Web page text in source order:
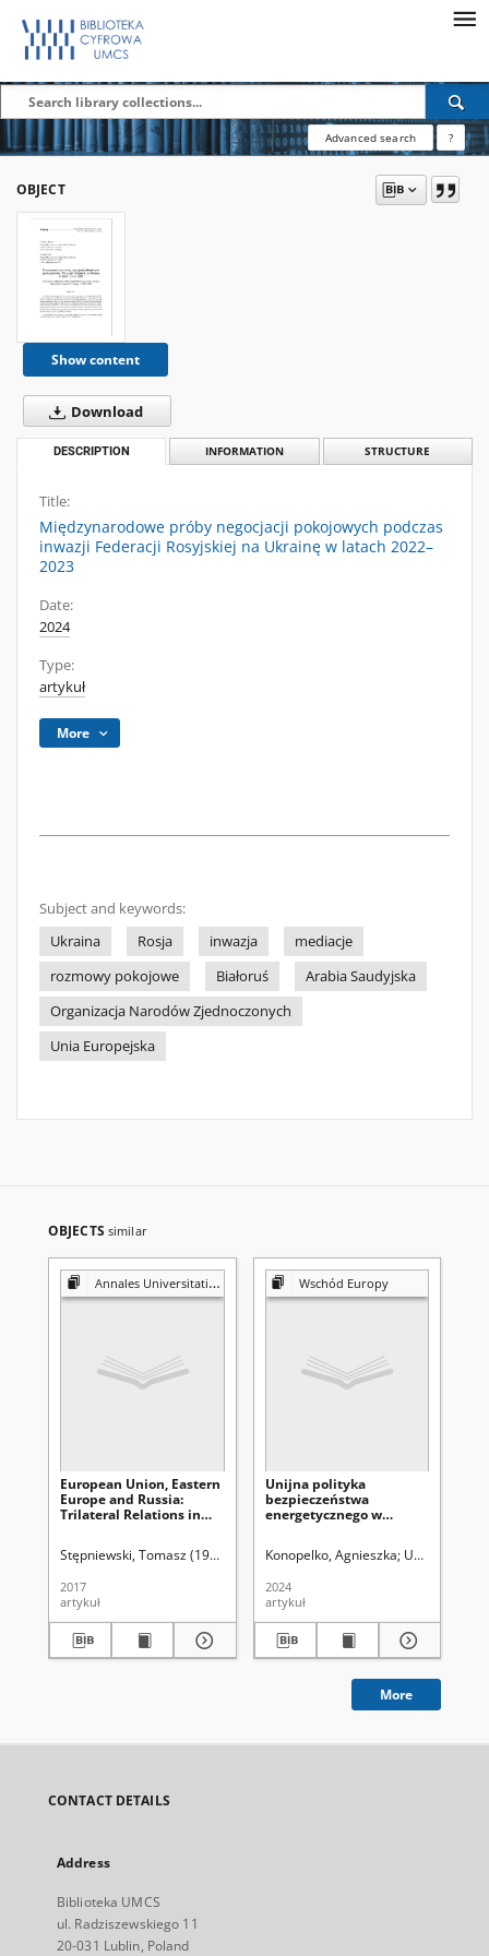
Advanced search ?
OBJECT
Show content
Download
DESCRIPTION INFORMATION STRUCTURE
Title:
Międzynarodowe próby negocjacji pokojowych podczas
inwazji Federacji Rosyjskiej na Ukrainę w latach 2022–
2023
Date:
2024
Type:
artykuł
More
Subject and keywords:
Ukraina
Rosja inwazja
mediacje
rozmowy pokojowe
Białoruś
Arabia Saudyjska
Organizacja Narodów Zjednoczonych
Unia Europejska
OBJECTS similar
Annales Universitatis Mariae Curie-Skłodowska. Sectio K, Politologia
European Union, Eastern
Europe and Russia:
Trilateral Relations in
Stępniewski, Tomasz (1979- ) Uniwersytet Marii Curie-Skłodowskiej
2017
artykuł
Wschód Europy
Unijna polityka
bezpieczeństwa
energetycznego w
Konopelko, Agnieszka Uniwersytet
2024
artykuł
More
CONTACT DETAILS
Address
Biblioteka UMCS
ul. Radziszewskiego 11
20-031 Lublin, Poland